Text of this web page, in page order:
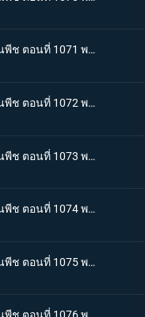
One piece วันพีช ตอนที่ 1071 พากย์ไทย ไปให้ถึงจุดสูงสุดของลูฟี่ เกียร์ฟิฟท์
One piece วันพีช ตอนที่ 1072 พากย์ไทย พลังกวนประสาท เกียร์ฟิฟท์โลดแล่น
One piece วันพีช ตอนที่ 1073 พากย์ไทย ไม่มีที่ให้หนี ภาพเกาะโอนิกาชิมะในนรก
One piece วันพีช ตอนที่ 1074 พากย์ไทย เชื่อในโมโมะ ท่าเด็ดครั้งสุดท้ายของลูฟี่
One piece วันพีช ตอนที่ 1075 พากย์ไทย คำอธิษฐาน 20 ปี ทวงคืนแคว้นวาโนะ